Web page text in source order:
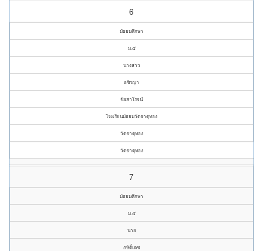
6
มัธยมศึกษา
ม.๕
นางสาว
อชิรญา
ชัยสาโรจน์
โรงเรียนมัธยมวัดธาตุทอง
วัดธาตุทอง
วัดธาตุทอง
7
มัธยมศึกษา
ม.๕
นาย
กษิดิ์เดช